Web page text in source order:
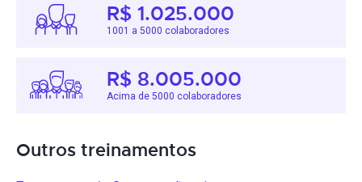
R$ 1.025.000
1001 a 5000 colaboradores
R$ 8.005.000
Acima de 5000 colaboradores
Outros treinamentos